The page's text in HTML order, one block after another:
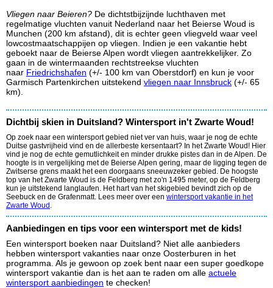
Vliegen naar Beieren? De dichtstbijzijnde luchthaven met
regelmatige vluchten vanuit Nederland naar het Beierse Woud is
Munchen (200 km afstand), dit is echter geen vliegveld waar veel
lowcostmaatschappijen op vliegen. Indien je een vakantie hebt
geboekt naar de Beierse Alpen wordt vliegen aantrekkelijker. Zo
gaan in de wintermaanden rechtstreekse vluchten
naar Friedrichshafen (+/- 100 km van Oberstdorf) en kun je voor
Garmisch Partenkirchen uitstekend vliegen naar Innsbruck (+/- 65
km).
Dichtbij skien in Duitsland? Wintersport in't Zwarte Woud!
Op zoek naar een wintersport gebied niet ver van huis, waar je nog de echte
Duitse gastvrijheid vind en de allerbeste kersentaart? In het Zwarte Woud! Hier
vind je nog de echte gemutlichkeit en minder drukke pistes dan in de Alpen. De
hoogte is in vergelijking met de Beierse Alpen gering, maar de ligging tegen de
Zwitserse grens maakt het een doorgaans sneeuwzeker gebied. De hoogste
top van het Zwarte Woud is de Feldberg met zo'n 1495 meter, op de Feldberg
kun je uitstekend langlaufen. Het hart van het skigebied bevindt zich op de
Seebuck en de Grafenmatt. Lees meer over een wintersport vakantie in het
Zwarte Woud .
Aanbiedingen en tips voor een wintersport met de kids!
Een wintersport boeken naar Duitsland? Niet alle aanbieders
hebben wintersport vakanties naar onze Oosterburen in het
programma. Als je gewoon op zoek bent naar een super goedkope
wintersport vakantie dan is het aan te raden om alle actuele
wintersport aanbiedingen te checken!